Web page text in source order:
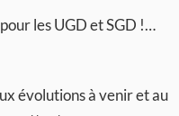
les UGD et SGD !…
évolutions à venir et au